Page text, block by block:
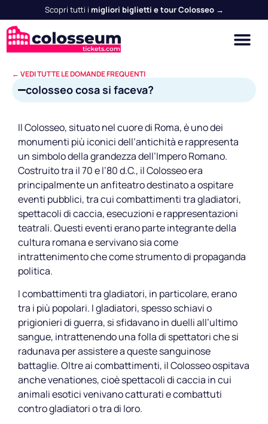
Scopri tutti i migliori biglietti e tour Colosseo →
← VEDI TUTTE LE DOMANDE FREQUENTI
colosseo cosa si faceva?
Il Colosseo, situato nel cuore di Roma, è uno dei
monumenti più iconici dell’antichità e rappresenta
un simbolo della grandezza dell’Impero Romano.
Costruito tra il 70 e l’80 d.C., il Colosseo era
principalmente un anfiteatro destinato a ospitare
eventi pubblici, tra cui combattimenti tra gladiatori,
spettacoli di caccia, esecuzioni e rappresentazioni
teatrali. Questi eventi erano parte integrante della
cultura romana e servivano sia come
intrattenimento che come strumento di propaganda
politica.
I combattimenti tra gladiatori, in particolare, erano
tra i più popolari. I gladiatori, spesso schiavi o
prigionieri di guerra, si sfidavano in duelli all’ultimo
sangue, intrattenendo una folla di spettatori che si
radunava per assistere a queste sanguinose
battaglie. Oltre ai combattimenti, il Colosseo ospitava
anche venationes, cioè spettacoli di caccia in cui
animali esotici venivano catturati e combattuti
contro gladiatori o tra di loro.